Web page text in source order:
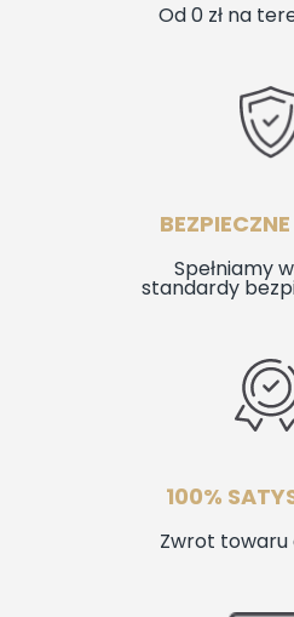
Od 0 zł na
Spełniamy
standardy
100%
Zwrot towaru